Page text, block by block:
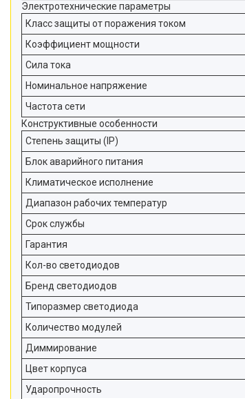
Электротехнические параметры
Класс защиты от поражения током
Коэффициент мощности
Сила тока
Номинальное напряжение
Частота сети
Конструктивные особенности
Степень защиты (IP)
Блок аварийного питания
Климатическое исполнение
Диапазон рабочих температур
Срок службы
Гарантия
Кол-во светодиодов
Бренд светодиодов
Типоразмер светодиода
Количество модулей
Диммирование
Цвет корпуса
Ударопрочность